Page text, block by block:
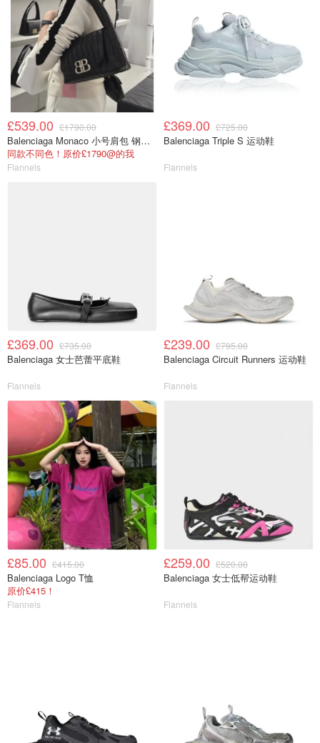
£539.00 £1790.00
Balenciaga Monaco 小号肩包 钢灰色
同款不同色！原价£1790@的我
Flannels
£369.00 £725.00
Balenciaga Triple S 运动鞋
Flannels
£369.00 £735.00
Balenciaga 女士芭蕾平底鞋
Flannels
£239.00 £795.00
Balenciaga Circuit Runners 运动鞋
Flannels
£85.00 £415.00
Balenciaga Logo T恤
原价£415！
Flannels
£259.00 £520.00
Balenciaga 女士低帮运动鞋
Flannels